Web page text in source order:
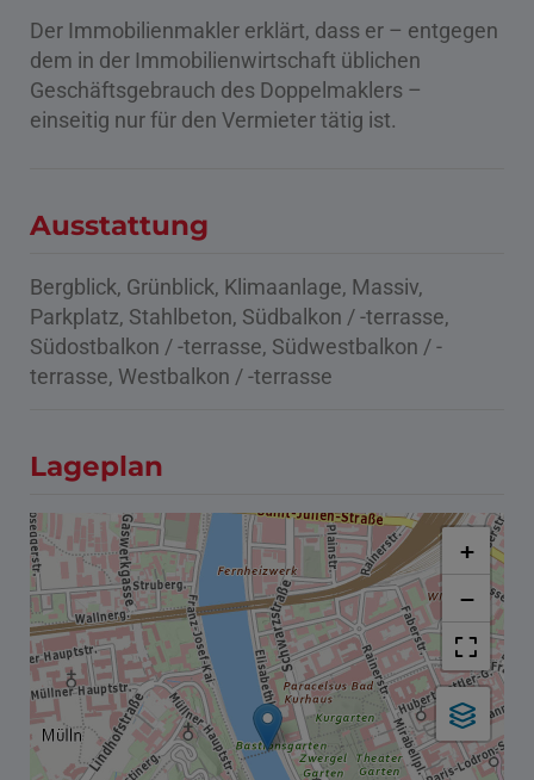
Der Immobilienmakler erklärt, dass er – entgegen
dem in der Immobilienwirtschaft üblichen
Geschäftsgebrauch des Doppelmaklers –
einseitig nur für den Vermieter tätig ist.
Ausstattung
Bergblick Grünblick Klimaanlage Massiv
Parkplatz Stahlbeton Südbalkon / -terrasse
Südostbalkon / -terrasse Südwestbalkon / -
terrasse Westbalkon / -terrasse
Lageplan
+
−